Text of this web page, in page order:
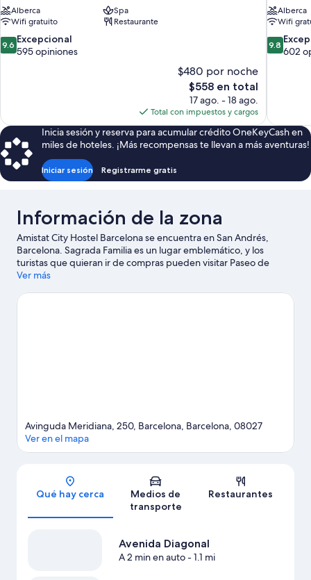
Alberca
Spa
Wifi gratuito
Restaurante
9.6
de
9.6 Excepcional
595 opiniones
$480 por noche
El
precio
actual
es
de
$558
$558 en total
17 ago. - 18 ago.
Total con impuestos y cargos
Alberca
Wifi
9.8
de
9.8
602
Inicia sesión y reserva para acumular crédito OneKeyCash en
miles de hoteles. ¡Más recompensas te llevan a más aventuras!
Iniciar sesión Registrarme gratis
Información de la zona
Amistat City Hostel Barcelona se encuentra en San Andrés,
Barcelona. Sagrada Familia es un lugar emblemático, y los
turistas que quieran ir de compras pueden visitar Paseo de
Gracia y Zona comercial La Rambla. ¿Quieres asistir a un evento
actividades de Camp Nou.
Ver más
Sección del mapa
Avinguda Meridiana, 250, Barcelona, Barcelona, 08027
Ver en el mapa
Qué hay cerca
Medios de
transporte
Restaurantes
Avenida Diagonal
A 2 min en auto- 1.1 mi